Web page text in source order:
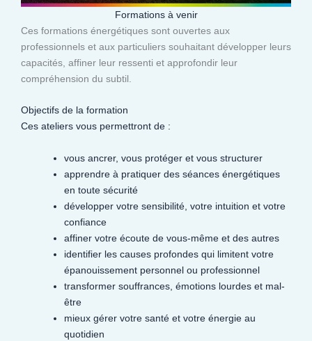
Formations à venir
Ces formations énergétiques sont ouvertes aux
professionnels et aux particuliers souhaitant développer leurs
capacités, affiner leur ressenti et approfondir leur
compréhension du subtil.​
Objectifs de la formation
Ces ateliers vous permettront de :
vous ancrer, vous protéger et vous structurer
apprendre à pratiquer des séances énergétiques
en toute sécurité
développer votre sensibilité, votre intuition et votre
confiance
affiner votre écoute de vous-même et des autres
identifier les causes profondes qui limitent votre
épanouissement personnel ou professionnel
transformer souffrances, émotions lourdes et mal-
être
mieux gérer votre santé et votre énergie au
quotidien